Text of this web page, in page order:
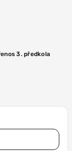
3. předkola